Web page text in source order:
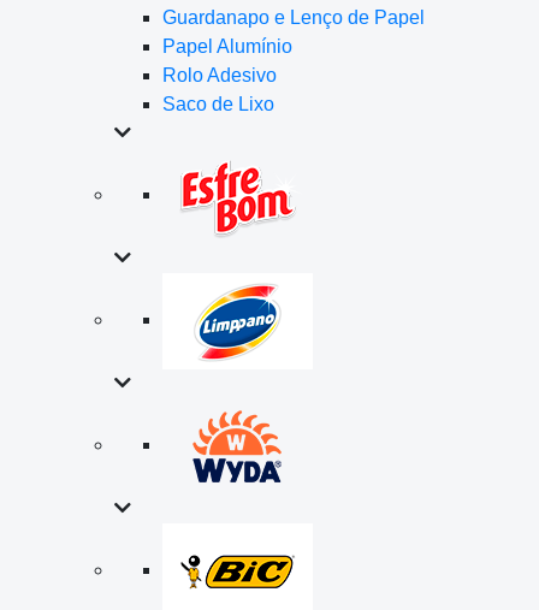
Guardanapo e Lenço de Papel
Papel Alumínio
Rolo Adesivo
Saco de Lixo